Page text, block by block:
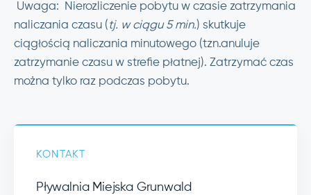
Uwaga: Nierozliczenie pobytu w czasie zatrzymania
naliczania czasu ( tj. w ciągu 5 min.) skutkuje
ciągłością naliczania minutowego (tzn.anuluje
zatrzymanie czasu w strefie płatnej). Zatrzymać czas
można tylko raz podczas pobytu.
KONTAKT
Pływalnia Miejska Grunwald